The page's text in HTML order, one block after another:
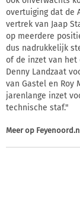
overtuiging dat de
vertrek van Jaap
op meerdere
dus nadrukkelijk
of de inzet van het
Denny Landzaat
van Gastel en Roy
jarenlange inzet
technische staf."
Meer op